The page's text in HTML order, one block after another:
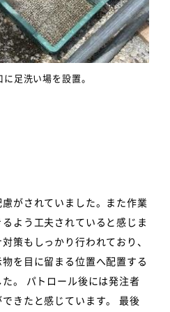
足洗い場を設置。
がされていました。また作業
よう工夫されていると感じま
策もしっかり行われており、
を目に留まる位置へ配置する
。 パトロール後には発注者
きたと感じています。 最後